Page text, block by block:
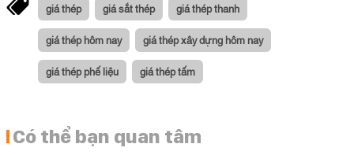
giá thép giá sắt thép giá thép thanh
giá thép hôm nay giá thép xây dựng hôm nay
giá thép phế liệu giá thép tấm
Có thể bạn quan tâm